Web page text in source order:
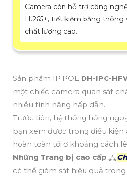
Camera còn hỗ trợ công
H.265+, tiết kiệm băng thông
chất lượng cao.
Sản phẩm IP POE DH-IPC-
một chiếc camera quan sát
nhiều tính năng hấp dẫn.
Trước tiên, hệ thống hồng
bạn xem được trong điều kiện
hoàn toàn tối ở khoảng cách
Những Trang bị cao cấp ⁂
có thể giám sát hiệu quả